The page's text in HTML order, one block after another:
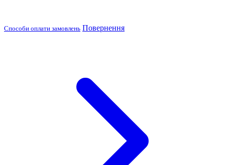
Способи оплати замовлень Повернення